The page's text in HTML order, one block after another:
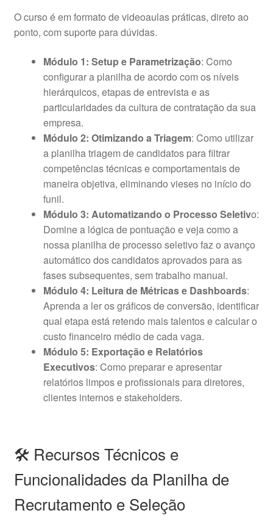
O curso é em formato de videoaulas práticas, direto ao
ponto, com suporte para dúvidas.
Módulo 1: Setup e Parametrização: Como
configurar a planilha de acordo com os níveis
hierárquicos, etapas de entrevista e as
particularidades da cultura de contratação da sua
empresa.
Módulo 2: Otimizando a Triagem: Como utilizar
a planilha triagem de candidatos para filtrar
competências técnicas e comportamentais de
maneira objetiva, eliminando vieses no início do
funil.
Módulo 3: Automatizando o Processo Seletivo:
Domine a lógica de pontuação e veja como a
nossa planilha de processo seletivo faz o avanço
automático dos candidatos aprovados para as
fases subsequentes, sem trabalho manual.
Módulo 4: Leitura de Métricas e Dashboards:
Aprenda a ler os gráficos de conversão, identificar
qual etapa está retendo mais talentos e calcular o
custo financeiro médio de cada vaga.
Módulo 5: Exportação e Relatórios
Executivos: Como preparar e apresentar
relatórios limpos e profissionais para diretores,
clientes internos e stakeholders.
🛠️ Recursos Técnicos e
Funcionalidades da Planilha de
Recrutamento e Seleção